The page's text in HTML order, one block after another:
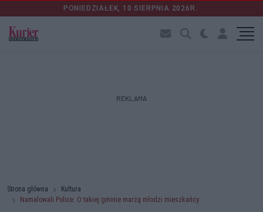
PONIEDZIAŁEK, 10 SIERPNIA 2026R.
REKLAMA
Strona główna
Kultura
Namalowali Police. O takiej gminie marzą młodzi mieszkańcy